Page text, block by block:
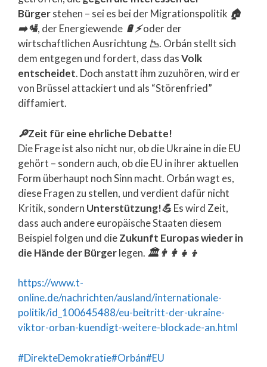
Bürgerstehen – sei es bei der Migrationspolitik 🏠
➡️🛂, der Energiewende 🔋⚡oder der
wirtschaftlichen Ausrichtung 📉. Orbán stellt sich
dem entgegen und fordert, dass dasVolk
entscheidet. Doch anstatt ihm zuzuhören, wird er
von Brüssel attackiert und als “Störenfried”
diffamiert.
🔎Zeit für eine ehrliche Debatte!
Die Frage ist also nicht nur, ob die Ukraine in die EU
gehört – sondern auch, ob die EU in ihrer aktuellen
Form überhaupt noch Sinn macht. Orbán wagt es,
diese Fragen zu stellen, und verdient dafür nicht
Kritik, sondern Unterstützung!💪 Es wird Zeit,
dass auch andere europäische Staaten diesem
Beispiel folgen und dieZukunft Europas wieder in
die Hände der Bürgerlegen. 🏛️👨‍👩‍👧‍👦
https://www.t-
online.de/nachrichten/ausland/internationale-
politik/id_100645488/eu-beitritt-der-ukraine-
viktor-orban-kuendigt-weitere-blockade-an.html
#DirekteDemokratie#Orbán#EU